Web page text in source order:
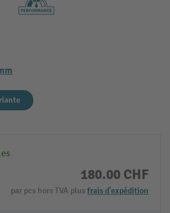
180.00 CHF
par pcs hors TVA plus frais d'expédition